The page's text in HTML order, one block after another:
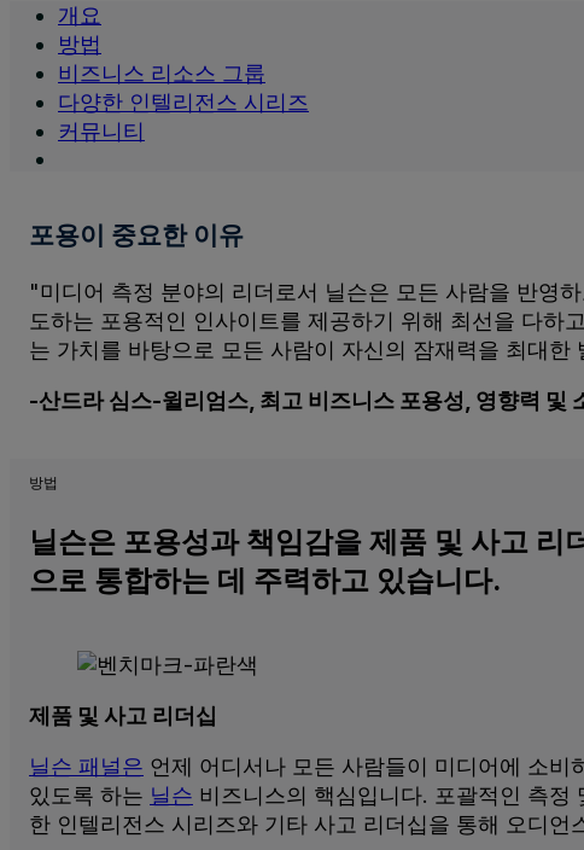
개요
방법
비즈니스 리소스 그룹
다양한 인텔리전스 시리즈
커뮤니티
포용이 중요한 이유
"미디어 측정 분야의 리더로서 닐슨은 모든 사람을 반영
도하는 포용적인 인사이트를 제공하기 위해 최선을 다하
는 가치를 바탕으로 모든 사람이 자신의 잠재력을 최대한
-산드라 심스-윌리엄스, 최고 비즈니스 포용성, 영향력 및
방법
닐슨은 포용성과 책임감을 제품 및 사고
으로 통합하는 데 주력하고 있습니다.
제품 및 사고 리더십
닐슨 패널은 언제 어디서나 모든 사람들이 미디어에 소비
있도록 하는 닐슨 비즈니스의 핵심입니다. 포괄적인 측정
한 인텔리전스 시리즈와 기타 사고 리더십을 통해 오디언